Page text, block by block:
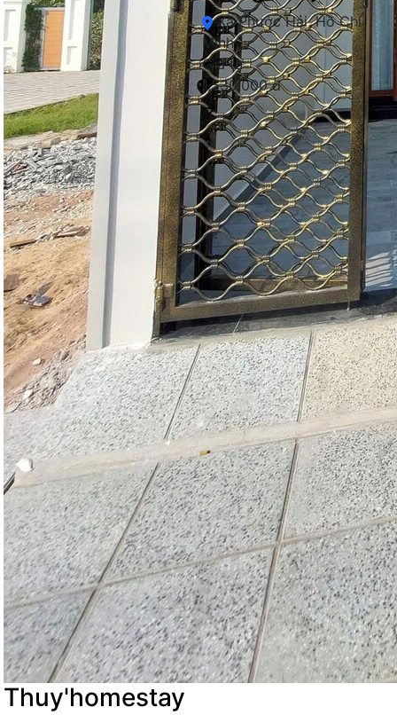
Thuy'homestay
Xã Phước Hải, Hồ Chí
Minh
Giá từ
1,530,000 đ